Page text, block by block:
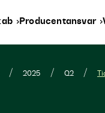
Producentansvar
2025 Q2